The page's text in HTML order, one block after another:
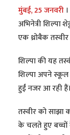
मुंबई, 25 जनवरी
अभिनेत्री शिल्पा
एक थ्रोबैक
शिल्पा की यह
शिल्पा अपने स्कूल
हुईं नजर आ रही हैं।
तस्वीर को साझा
के चलते हुए